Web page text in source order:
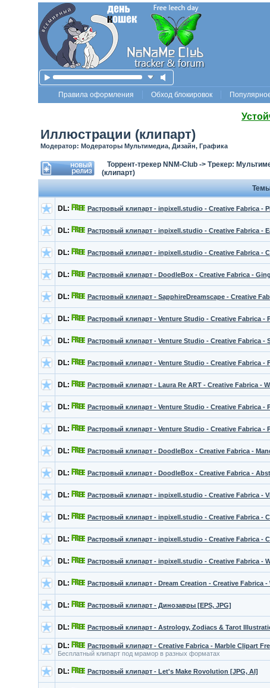
Правила оформления Обход блокировок
Иллюстрации (клипарт)
Модератор: Модераторы Мультимедиа, Дизайн, Графика
Торрент-трекер NNM-Club-> Трекер:
(клипарт)
DL: Растровый клипарт - inpixell.studio - Creative Fabrica -
DL: Растровый клипарт - inpixell.studio - Creative Fabrica -
DL: Растровый клипарт - inpixell.studio - Creative Fabrica -
DL: Растровый клипарт - DoodleBox - Creative Fabrica -
DL: Растровый клипарт - SapphireDreamscape - Creative
DL: Растровый клипарт - Venture Studio - Creative Fabrica -
DL: Растровый клипарт - Venture Studio - Creative Fabrica -
DL: Растровый клипарт - Venture Studio - Creative Fabrica -
DL: Растровый клипарт - Laura Re ART - Creative Fabrica -
DL: Растровый клипарт - Venture Studio - Creative Fabrica -
DL: Растровый клипарт - Venture Studio - Creative Fabrica -
DL: Растровый клипарт - DoodleBox - Creative Fabrica -
DL: Растровый клипарт - DoodleBox - Creative Fabrica -
DL: Растровый клипарт - inpixell.studio - Creative Fabrica -
DL: Растровый клипарт - inpixell.studio - Creative Fabrica -
DL: Растровый клипарт - inpixell.studio - Creative Fabrica -
DL: Растровый клипарт - inpixell.studio - Creative Fabrica -
DL: Растровый клипарт - Dream Creation - Creative
DL: Растровый клипарт - Динозавры [EPS, JPG]
DL: Растровый клипарт - Astrology, Zodiacs & Tarot
DL:
Растровый клипарт - Creative Fabrica - Marble Clipart
Бесплатный клипарт под мрамор в разных форматах
DL: Растровый клипарт - Let's Make Rovolution [JPG, AI]